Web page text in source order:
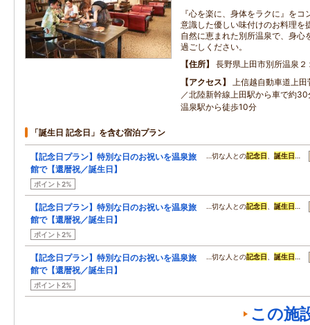
『心を楽に、身体をラクに』を
意識した優しい味付けのお料理を
自然に恵まれた別所温泉で、身心
過ごしください。
住所
長野県上田市別所温泉２
アクセス
上信越自動車道上
／北陸新幹線上田駅から車で約
温泉駅から徒歩10分
「誕生日 記念日」を含む宿泊プラン
【記念日プラン】特別な日のお祝いを温泉旅
館で【還暦祝／誕生日】
ポイント2%
…切な人との記念日 誕生日 …
【記念日プラン】特別な日のお祝いを温泉旅
館で【還暦祝／誕生日】
ポイント2%
…切な人との記念日 誕生日 …
【記念日プラン】特別な日のお祝いを温泉旅
館で【還暦祝／誕生日】
ポイント2%
…切な人との記念日 誕生日 …
この施